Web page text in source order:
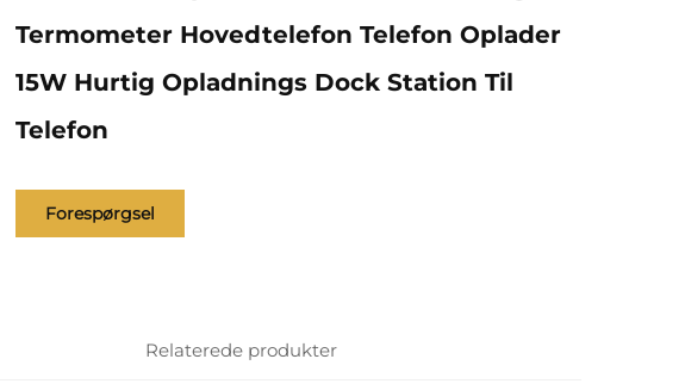
Termometer Hovedtelefon Telefon Oplader
15W Hurtig Opladnings Dock Station Til
Telefon
Forespørgsel
Relaterede produkter